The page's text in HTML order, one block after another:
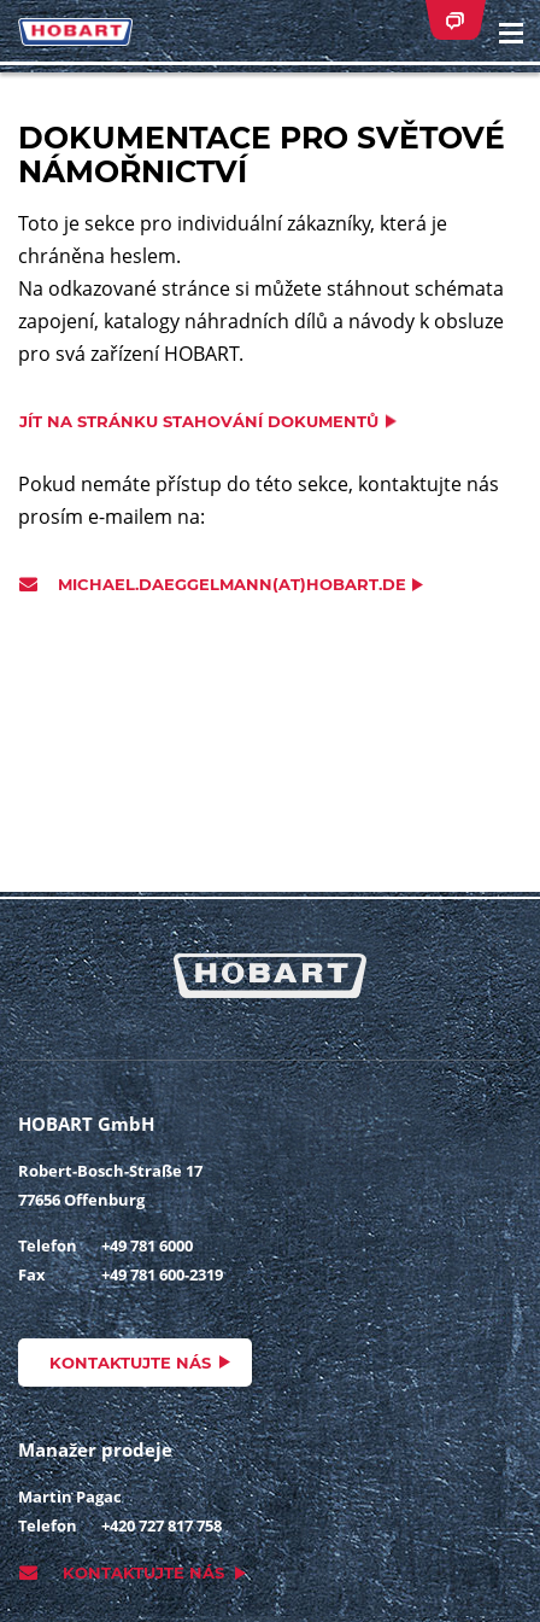
DOKUMENTACE PRO SVĚTOVÉ
NÁMOŘNICTVÍ
Toto je sekce pro individuální zákazníky, která je
chráněna heslem.
Na odkazované stránce si můžete stáhnout schémata
zapojení, katalogy náhradních dílů a návody k obsluze
pro svá zařízení HOBART.
JÍT NA STRÁNKU STAHOVÁNÍ DOKUMENTŮ
Pokud nemáte přístup do této sekce, kontaktujte nás
prosím e-mailem na:
MICHAEL.DAEGGELMANN(AT)HOBART.DE
HOBART GmbH
Robert-Bosch-Straße 17
77656 Offenburg
Telefon
+49 781 6000
Fax
+49 781 600-2319
KONTAKTUJTE NÁS
Manažer prodeje
Martin Pagac
Telefon
+420 727 817 758
KONTAKTUJTE NÁS